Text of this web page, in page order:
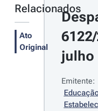
Relacionados
Ato
Original
julho
Emitente: